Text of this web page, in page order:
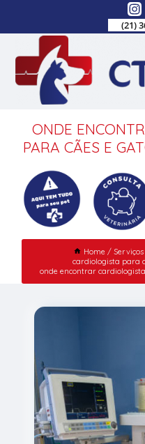
(21)
ONDE
PARA CÃES E
Home Serviços
cardiologista para
onde encontrar